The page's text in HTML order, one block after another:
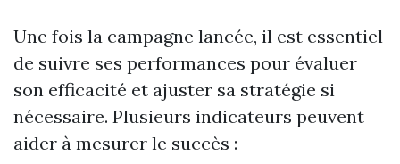
Une fois la campagne lancée, il est essentiel
de suivre ses performances pour évaluer
son efficacité et ajuster sa stratégie si
nécessaire. Plusieurs indicateurs peuvent
aider à mesurer le succès :